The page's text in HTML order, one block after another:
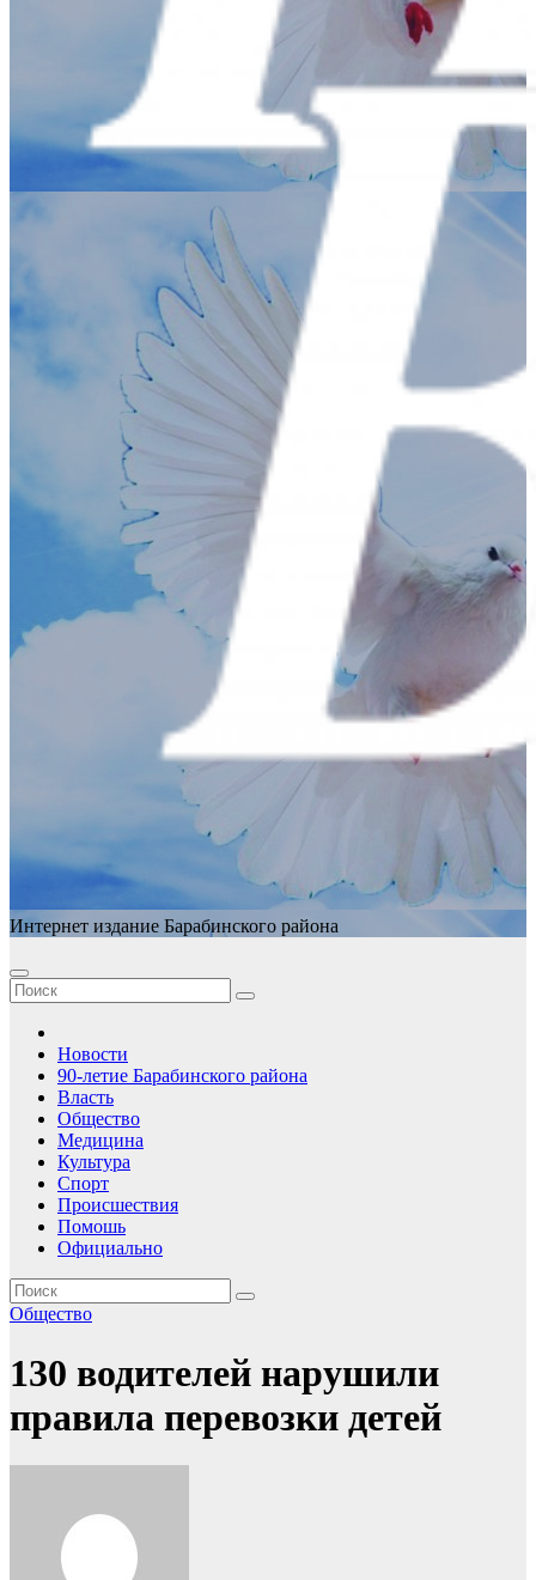
Интернет издание Барабинского района
Новости
90-летие Барабинского района
Власть
Общество
Медицина
Культура
Спорт
Происшествия
Помошь
Официально
Общество
130 водителей нарушили
правила перевозки детей